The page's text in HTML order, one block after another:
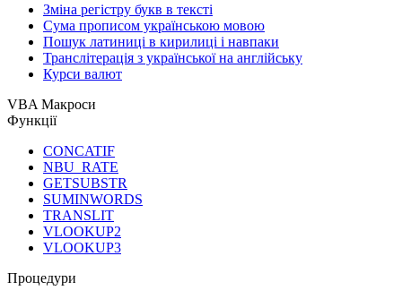
Зміна регістру букв в тексті
Сума прописом українською мовою
Пошук латиниці в кирилиці і навпаки
Транслітерація з української на англійську
Курси валют
VBA Макроси
Функції
CONCATIF
NBU_RATE
GETSUBSTR
SUMINWORDS
TRANSLIT
VLOOKUP2
VLOOKUP3
Процедури